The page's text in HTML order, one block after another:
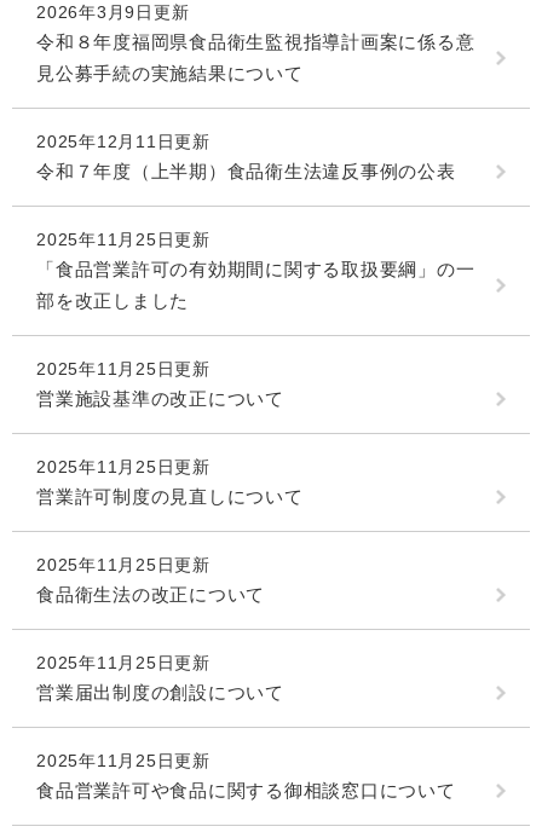
2026年3月9日更新
令和８年度福岡県食品衛生監視指導計画案に係る意
見公募手続の実施結果について
2025年12月11日更新
令和７年度（上半期）食品衛生法違反事例の公表
2025年11月25日更新
「食品営業許可の有効期間に関する取扱要綱」の一
部を改正しました
2025年11月25日更新
営業施設基準の改正について
2025年11月25日更新
営業許可制度の見直しについて
2025年11月25日更新
食品衛生法の改正について
2025年11月25日更新
営業届出制度の創設について
2025年11月25日更新
食品営業許可や食品に関する御相談窓口について